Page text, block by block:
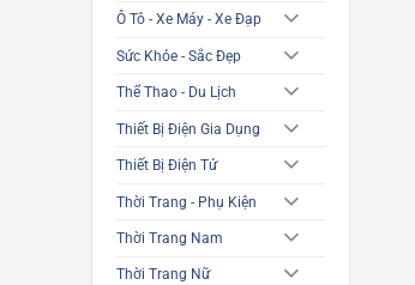
Ô Tô - Xe Máy - Xe Đạp
Sức Khỏe - Sắc Đẹp
Thể Thao - Du Lịch
Thiết Bị Điện Gia Dụng
Thiết Bị Điện Tử
Thời Trang - Phụ Kiện
Thời Trang Nam
Thời Trang Nữ